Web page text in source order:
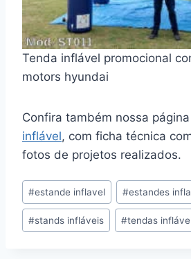
Tenda inflável promocional
motors hyundai
Confira também nossa
inflável, com ficha técnica
fotos de projetos realizados.
Tags
do
Post:
#estande inflavel #estandes
#stands infláveis #tendas